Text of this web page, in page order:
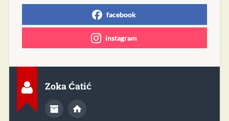
facebook
instagram
Zoka Ćatić